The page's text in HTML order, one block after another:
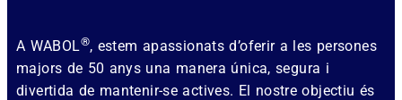
A WABOL®, estem apassionats d’oferir a les persones
majors de 50 anys una manera única, segura i
divertida de mantenir-se actives. El nostre objectiu és